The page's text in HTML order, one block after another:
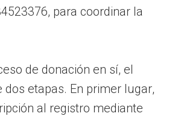
para coordinar la
de donación en sí, el
etapas. En primer lugar,
al registro mediante